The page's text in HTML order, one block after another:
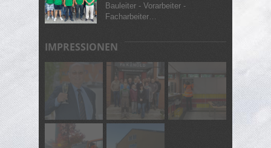
Bauleiter - Vorarbeiter -
Facharbeiter…
IMPRESSIONEN